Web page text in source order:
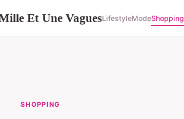
Et Une VaguesLifestyleModeShopping
SHOPPING